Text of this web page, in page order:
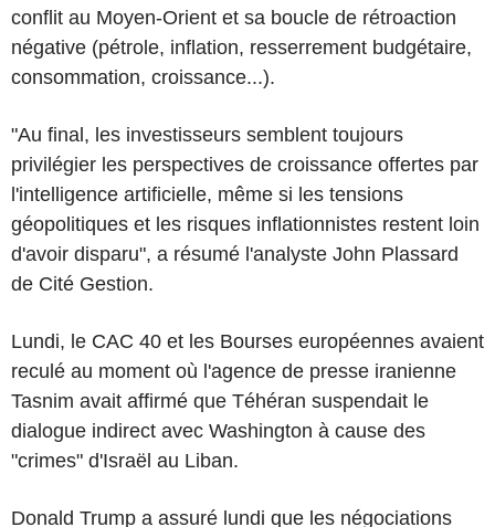
conflit au Moyen-Orient et sa boucle de rétroaction
négative (pétrole, inflation, resserrement budgétaire,
consommation, croissance...).
"Au final, les investisseurs semblent toujours
privilégier les perspectives de croissance offertes par
l'intelligence artificielle, même si les tensions
géopolitiques et les risques inflationnistes restent loin
d'avoir disparu", a résumé l'analyste John Plassard
de Cité Gestion.
Lundi, le CAC 40 et les Bourses européennes avaient
reculé au moment où l'agence de presse iranienne
Tasnim avait affirmé que Téhéran suspendait le
dialogue indirect avec Washington à cause des
"crimes" d'Israël au Liban.
Donald Trump a assuré lundi que les négociations